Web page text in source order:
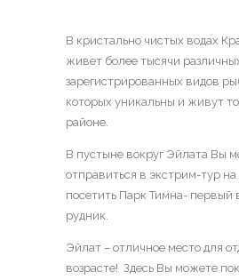
В кристально чистых водах
живет более тысячи
зарегистрированных видов
которых уникальны и живут
районе.
В пустыне вокруг Эйлата Вы
отправиться в экстрим-тур на
посетить Парк Тимна- первый
рудник.
Эйлат – отличное место для
возрасте! Здесь Вы можете